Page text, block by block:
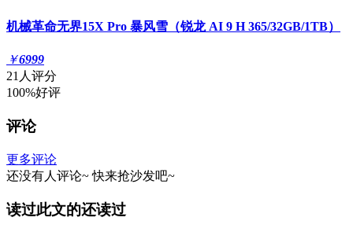
机械革命无界15X Pro 暴风雪（锐龙 AI 9 H 365/32GB/1TB）
￥6999
21人评分
100%好评
评论
更多评论
还没有人评论~ 快来抢沙发吧~
读过此文的还读过